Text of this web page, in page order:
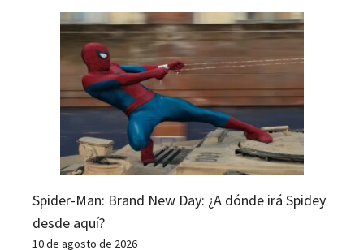
Spider-Man: Brand New Day: ¿A dónde irá Spidey
desde aquí?
10 de agosto de 2026